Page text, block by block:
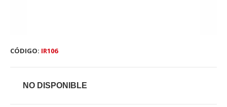
CÓDIGO: IR106
NO DISPONIBLE